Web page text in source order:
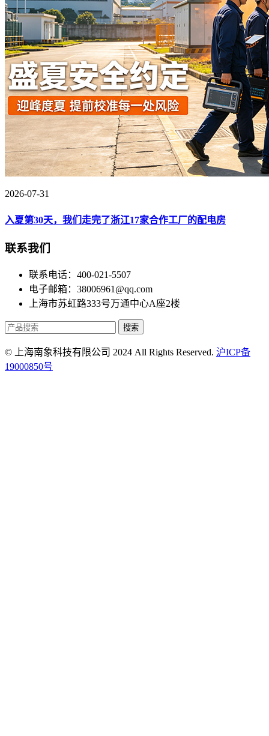
2026-07-31
入夏第30天，我们走完了浙江17家合作工厂的配电房
联系我们
联系电话：400-021-5507
电子邮箱：38006961@qq.com
上海市苏虹路333号万通中心A座2楼
搜索
© 上海南象科技有限公司 2024 All Rights Reserved. 沪ICP备
19000850号